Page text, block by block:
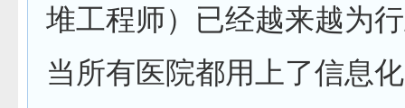
堆工程师）已经越来越为
当所有医院都用上了信息